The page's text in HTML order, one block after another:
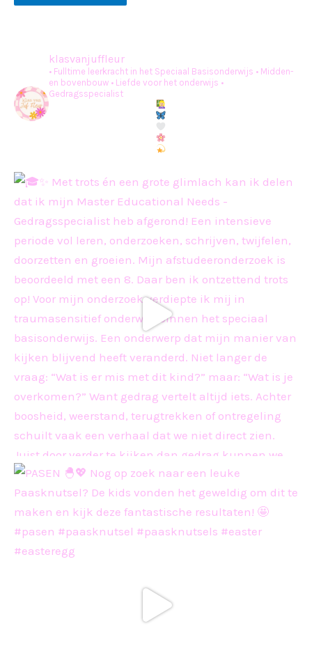
klasvanjuffleur
• Fulltime leerkracht in het Speciaal Basisonderwijs • Midden-
en bovenbouw • Liefde voor het onderwijs •
Gedragsspecialist